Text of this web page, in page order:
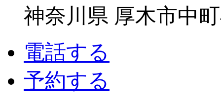
神奈川県 厚木市中
電話する
予約する